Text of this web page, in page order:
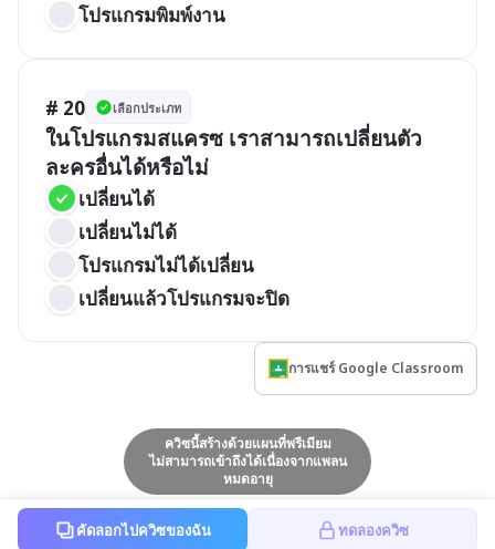
โปรแกรมพิมพ์งาน
# 20 เลือกประเภท
ในโปรแกรมสแครซ เราสามารถเปลี่ยนตัว
ละครอื่นได้หรือไม่
เปลี่ยนได้
เปลี่ยนไม่ได้
โปรแกรมไม่ได้เปลี่ยน
เปลี่ยนแล้วโปรแกรมจะปิด
การแชร์ Google Classroom
ควิซนี้สร้างด้วยแผนที่พรีเมียม
ไม่สามารถเข้าถึงได้เนื่องจากแพลน
หมดอายุ
คัดลอกไปควิซของฉัน ทดลองควิซ